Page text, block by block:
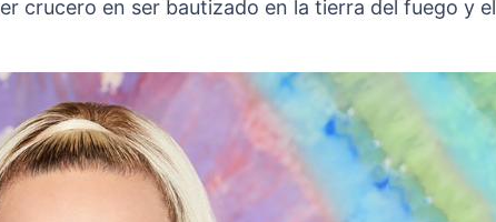
crucero en ser bautizado en la tierra del fuego y el